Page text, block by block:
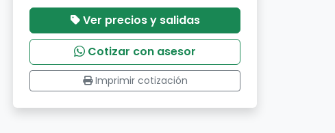
Ver precios y salidas
Cotizar con asesor
Imprimir cotización